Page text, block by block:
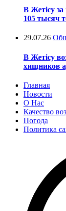
В Жетісу
105 тысяч
29.07.26
В Жетісу
хищников
Главная
Новости
О Нас
Качество
Погода
Политика